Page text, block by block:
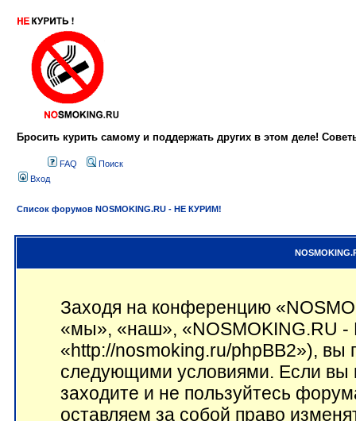
Бросить курить самому и поддержать других в этом деле!
FAQ
Поиск
Вход
Список форумов NOSMOKING.RU - НЕ КУРИМ!
Заходя на конференцию
«мы», «наш», «NOSMOKING.RU
«http://nosmoking.ru/phpBB2»), вы
следующими условиями. Если вы
заходите и не пользуйтесь
оставляем за собой право